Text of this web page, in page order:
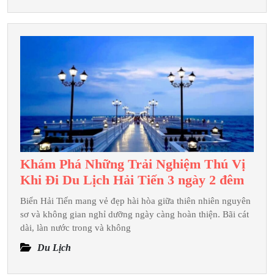
Cho
Chuyến
Lịch
Tây
Thiên
Khám Phá Những Trải Nghiệm Thú Vị
Khi Đi Du Lịch Hải Tiến 3 ngày 2 đêm
Phá
Vị
Biển Hải Tiến mang vẻ đẹp hài hòa giữa thiên nhiên nguyên
sơ và không gian nghỉ dưỡng ngày càng hoàn thiện. Bãi cát
dài, làn nước trong và không
Du Lịch